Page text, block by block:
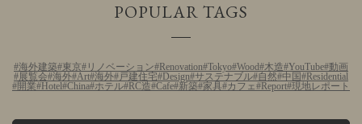
POPULAR TAGS
海外建築 東京 リノベーション Renovation Tokyo Wood 木造 YouTube 動画
展覧会 海外 Art 海外 戸建住宅 Design サステナブル 自然 中国
Residential
開業
Hotel China ホテル RC造 Cafe 新築 家具 カフェ Report 現地レポート